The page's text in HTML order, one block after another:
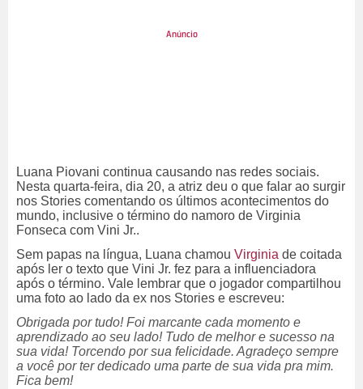
Luana Piovani continua causando nas redes sociais.
Nesta quarta-feira, dia 20, a atriz deu o que falar ao surgir
nos Stories comentando os últimos acontecimentos do
mundo, inclusive o término do namoro de Virginia
Fonseca com Vini Jr..
Sem papas na língua, Luana chamou Virginia de coitada
após ler o texto que Vini Jr. fez para a influenciadora
após o término. Vale lembrar que o jogador compartilhou
uma foto ao lado da ex nos Stories e escreveu:
Obrigada por tudo! Foi marcante cada momento e
aprendizado ao seu lado! Tudo de melhor e sucesso na
sua vida! Torcendo por sua felicidade. Agradeço sempre
a você por ter dedicado uma parte de sua vida pra mim.
Fica bem!